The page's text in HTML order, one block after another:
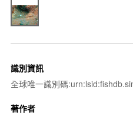
識別資訊
全球唯一識別碼
著作者